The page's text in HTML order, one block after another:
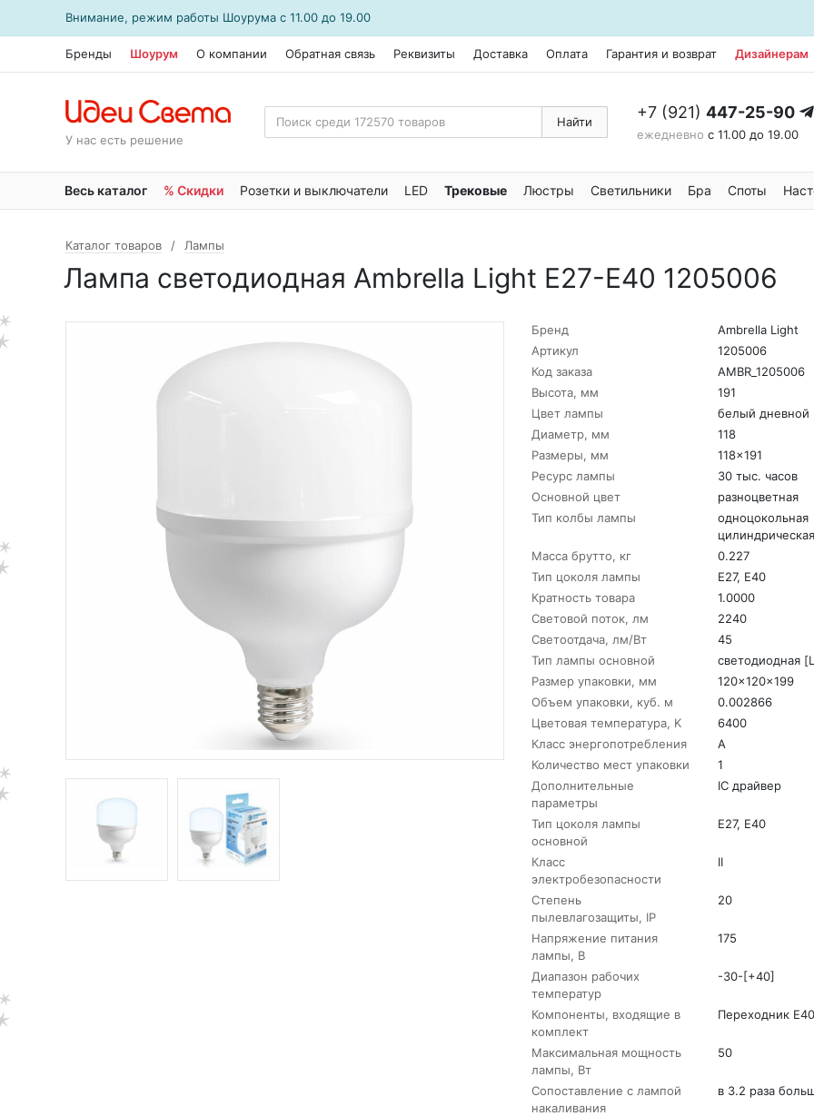
Внимание, режим работы Шоурума с 11.00 до 19.00
Бренды Шоурум О компании Обратная связь Реквизиты Доставка Оплата Гарантия и возврат Дизайнерам
У нас есть решение
Найти +7 (921) 447-25-90
ежедневно с 11.00 до 19.00
Весь каталог % Скидки Розетки и выключатели LED Трековые Люстры Светильники Бра Споты
Каталог товаров Лампы
Лампа светодиодная Ambrella Light E27-E40 1205006
Бренд
Ambrella Light
Артикул
1205006
Код заказа
AMBR_1205006
Высота, мм
191
Цвет лампы
белый дневной
Диаметр, мм
118
Размеры, мм
118x191
Ресурс лампы
30 тыс. часов
Основной цвет
разноцветная
Тип колбы лампы
одноцокольная
Масса брутто, кг
0.227
Тип цоколя лампы
E27, E40
Кратность товара
1.0000
Световой поток, лм
2240
Светоотдача, лм/Вт
45
Тип лампы основной
светодиодная
Размер упаковки, мм
120x120x199
Объем упаковки, куб. м
0.002866
Цветовая температура, K
6400
Класс энергопотребления
A
Количество мест упаковки
1
Дополнительные
параметры
IC драйвер
Тип цоколя лампы
основной
E27, E40
Класс
электробезопасности
II
Степень
пылевлагозащиты, IP
20
Напряжение питания
лампы, В
175
Диапазон рабочих
температур
-30-[+40]
Компоненты, входящие в
комплект
Переходник E40
Максимальная мощность
лампы, Вт
50
Сопоставление с лампой
накаливания
в 3.2 раза